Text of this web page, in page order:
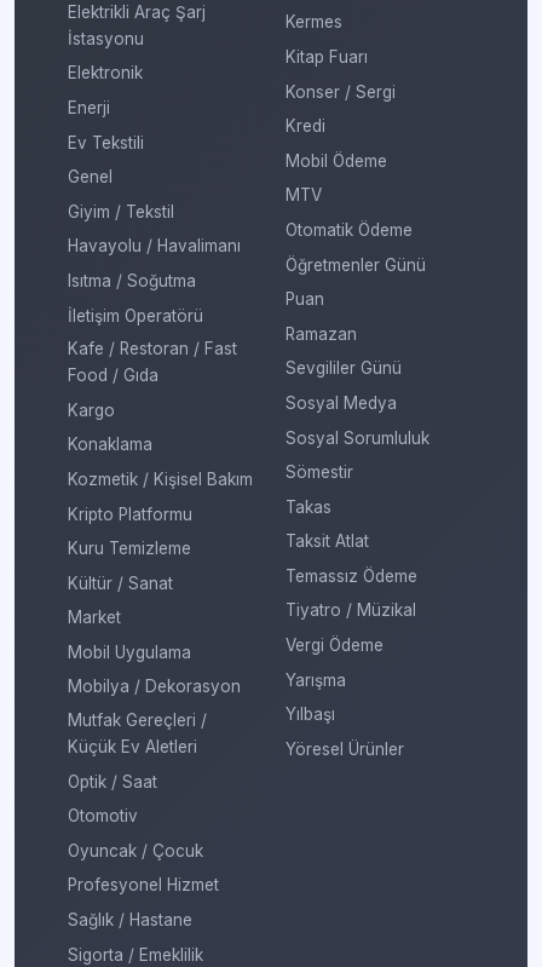
Elektrikli Araç Şarj
İstasyonu
Elektronik
Enerji
Ev Tekstili
Genel
Giyim / Tekstil
Havayolu / Havalimanı
Isıtma / Soğutma
İletişim Operatörü
Kafe / Restoran / Fast
Food / Gıda
Kargo
Konaklama
Kozmetik / Kişisel Bakım
Kripto Platformu
Kuru Temizleme
Kültür / Sanat
Market
Mobil Uygulama
Mobilya / Dekorasyon
Mutfak Gereçleri /
Küçük Ev Aletleri
Optik / Saat
Otomotiv
Oyuncak / Çocuk
Profesyonel Hizmet
Sağlık / Hastane
Sigorta / Emeklilik
Kermes
Kitap Fuarı
Konser / Sergi
Kredi
Mobil Ödeme
MTV
Otomatik Ödeme
Öğretmenler Günü
Puan
Ramazan
Sevgililer Günü
Sosyal Medya
Sosyal Sorumluluk
Sömestir
Takas
Taksit Atlat
Temassız Ödeme
Tiyatro / Müzikal
Vergi Ödeme
Yarışma
Yılbaşı
Yöresel Ürünler